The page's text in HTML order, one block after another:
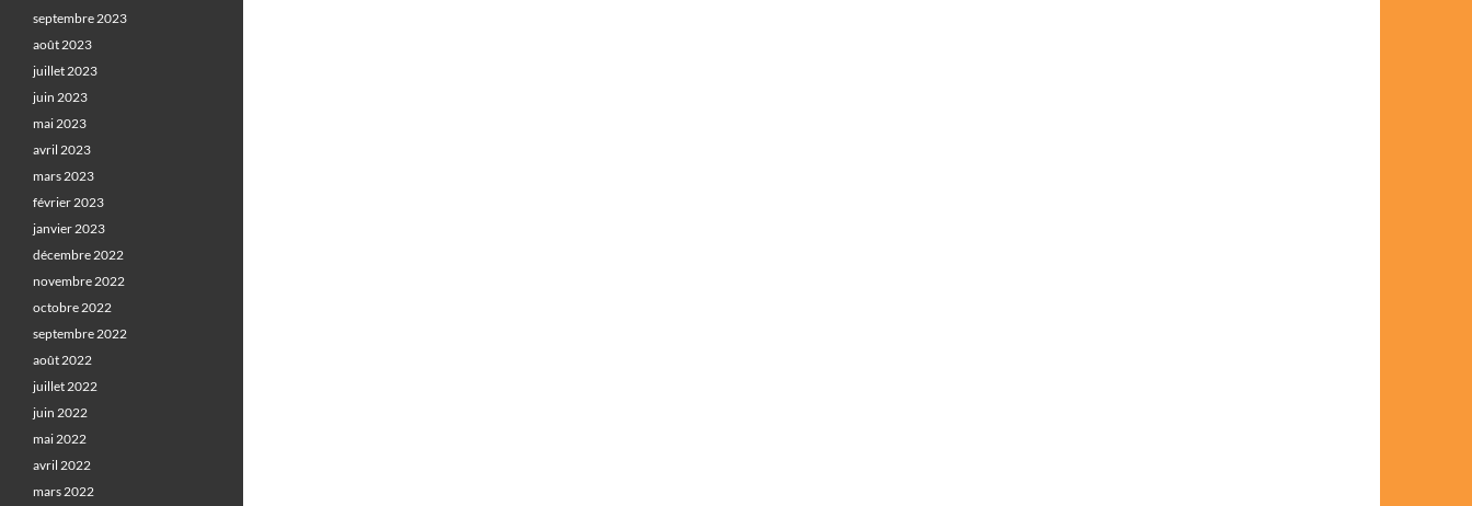
septembre 2023
août 2023
juillet 2023
juin 2023
mai 2023
avril 2023
mars 2023
février 2023
janvier 2023
décembre 2022
novembre 2022
octobre 2022
septembre 2022
août 2022
juillet 2022
juin 2022
mai 2022
avril 2022
mars 2022